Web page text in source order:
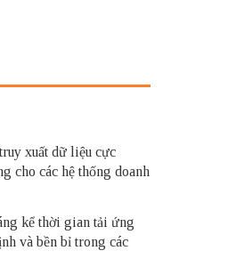
xuất dữ liệu cực
cho các hệ thống doanh
kể thời gian tải ứng
và bền bỉ trong các